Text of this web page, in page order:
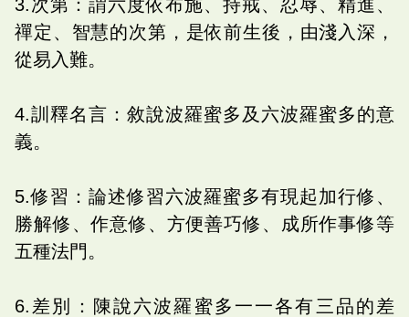
3.次第：謂六度依布施、持戒、忍辱、精進、
禪定、智慧的次第，是依前生後，由淺入深，
從易入難。
4.訓釋名言：敘說波羅蜜多及六波羅蜜多的意
義。
5.修習：論述修習六波羅蜜多有現起加行修、
勝解修、作意修、方便善巧修、成所作事修等
五種法門。
6.差別：陳說六波羅蜜多一一各有三品的差